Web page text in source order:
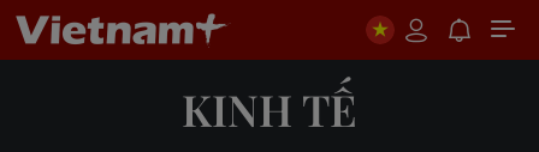
KINH TẾ